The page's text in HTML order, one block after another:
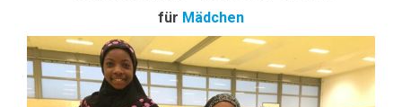
für Mädchen